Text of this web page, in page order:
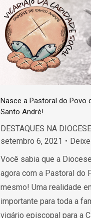
Nasce a Pastoral do Povo
Santo André!
DESTAQUES NA DIOCESE
setembro 6, 2021
Você sabia que a
agora com a Pastoral do
mesmo! Uma realidade
importante para toda a
vigário episcopal para a